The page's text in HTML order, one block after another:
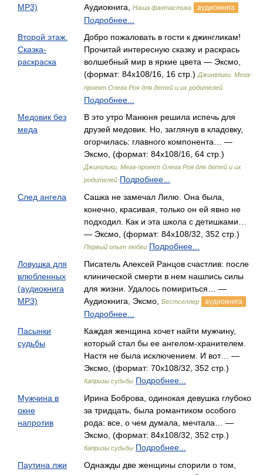
MP3)
Аудиокнига,
Наша фантастика аудиокнига
Подробнее...
Второй этаж.
Сказка-
раскраска
Добро пожаловать в гости к джингликам!
Прочитай интересную сказку и раскрась
волшебный мир в яркие цвета — Эксмо,
(формат: 84x108/16, 16 стр.) Джинглики. Мега-
проект Олега Роя для детей и их родителей
Подробнее...
Медовик без
меда
В это утро Манюня решила испечь для
друзей медовик. Но, заглянув в кладовку,
огорчилась: главного компонента… —
Эксмо, (формат: 84x108/16, 64 стр.)
Джинглики. Мега-проект Олега Роя для детей и их
родителей Подробнее...
След ангела
Сашка не замечал Лилю. Она была,
конечно, красивая, только он ей явно не
подходил. Как и эта школа с детишками…
— Эксмо, (формат: 84x108/32, 352 стр.)
Первый опыт любви Подробнее...
Ловушка для
влюбленных
(аудиокнига
MP3)
Писатель Алексей Ранцов счастлив: после
клинической смерти в нем нашлись силы
для жизни. Удалось помириться… —
Аудиокнига, Эксмо,
Бестселлер аудиокнига
Подробнее...
Пасынки
судьбы
Каждая женщина хочет найти мужчину,
который стал бы ее ангелом-хранителем.
Настя не была исключением. И вот… —
Эксмо, (формат: 70x108/32, 352 стр.)
Капризы судьбы Подробнее...
Мужчина в
окне
напротив
Ирина Боброва, одинокая девушка глубоко
за тридцать, была романтиком особого
рода: все, о чем думала, мечтала… —
Эксмо, (формат: 84x108/32, 352 стр.)
Капризы судьбы Подробнее...
Паутина лжи
Однажды две женщины спорили о том,